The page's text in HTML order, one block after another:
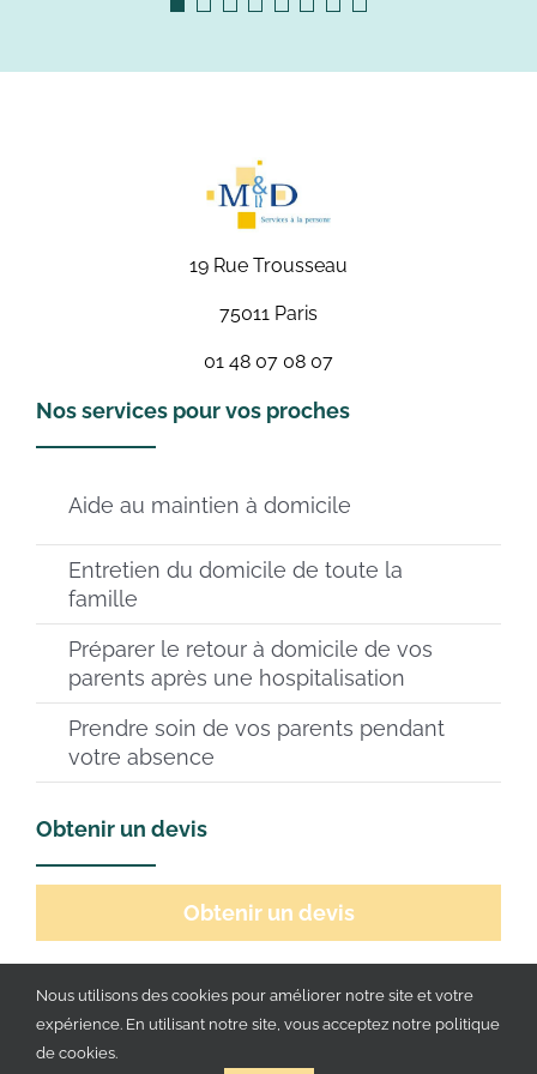
19 Rue Trousseau
75011 Paris
01 48 07 08 07
Nos services pour vos proches
Aide au maintien à domicile
Entretien du domicile de toute la
famille
Préparer le retour à domicile de vos
parents après une hospitalisation
Prendre soin de vos parents pendant
votre absence
Obtenir un devis
Obtenir un devis
Paris intramuros et Hauts de Seine
Nous utilisons des cookies pour améliorer notre site et votre
expérience. En utilisant notre site, vous acceptez notre politique
de cookies.